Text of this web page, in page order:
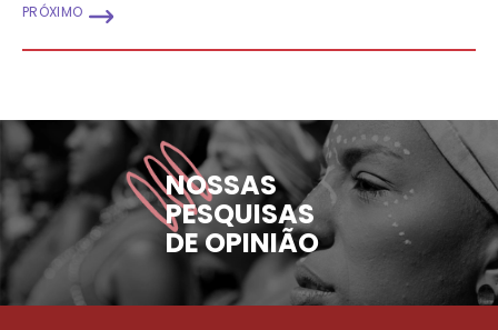
PRÓXIMO
NOSSAS
PESQUISAS
DE OPINIÃO